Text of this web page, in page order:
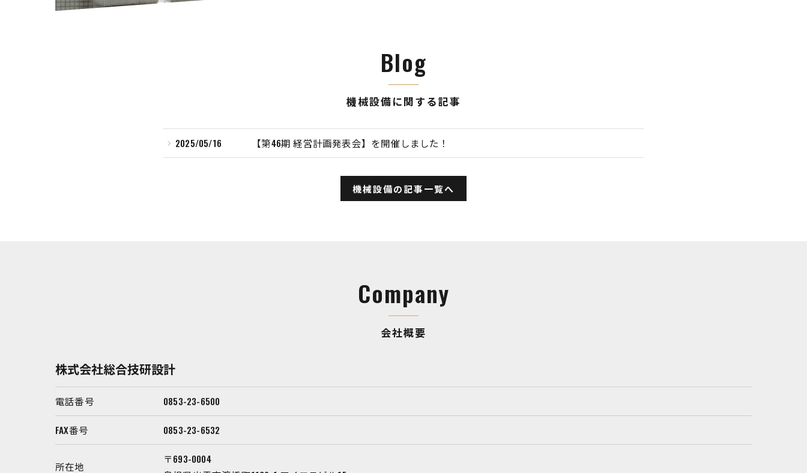
Blog
機械設備に関する記事
2025/05/16 【第46期 経営計画発表会】を開催しました！
機械設備の記事一覧へ
Company
会社概要
株式会社総合技研設計
電話番号 0853-23-6500
FAX番号 0853-23-6532
所在地
〒693-0004